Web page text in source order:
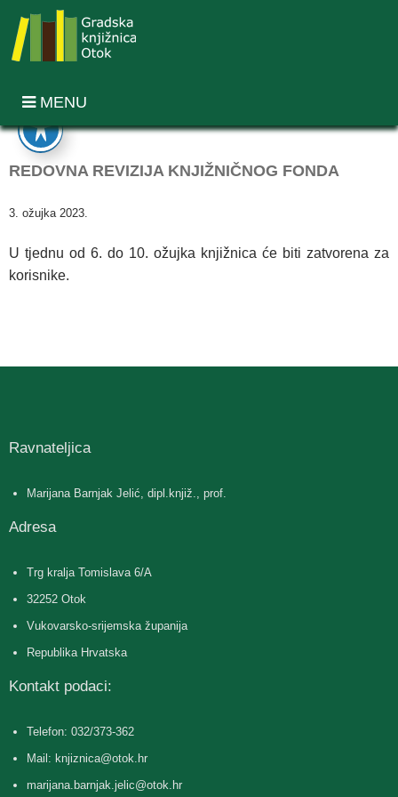
MENU
REDOVNA REVIZIJA KNJIŽNIČNOG FONDA
3. ožujka 2023.
U tjednu od 6. do 10. ožujka knjižnica će biti zatvorena za
korisnike.
Ravnateljica
Marijana Barnjak Jelić, dipl.knjiž., prof.
Adresa
Trg kralja Tomislava 6/A
32252 Otok
Vukovarsko-srijemska županija
Republika Hrvatska
Kontakt podaci:
Telefon: 032/373-362
Mail: knjiznica@otok.hr
marijana.barnjak.jelic@otok.hr